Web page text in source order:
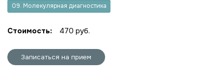
09. Молекулярная диагностика
Стоимость: 470 руб.
Записаться на прием